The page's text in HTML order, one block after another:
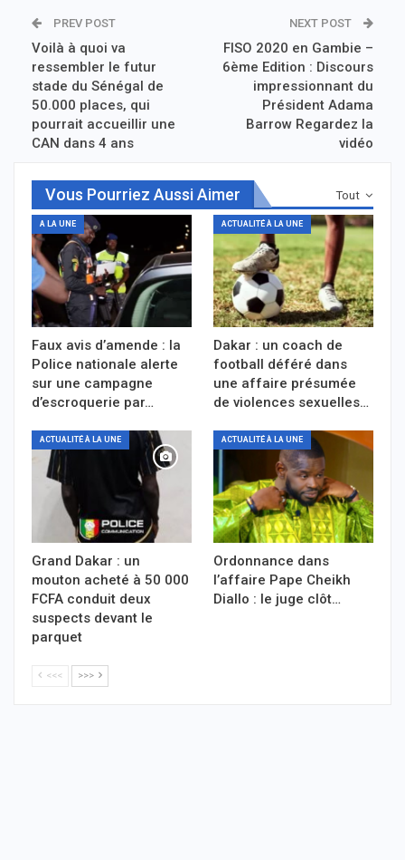
PREV POST
Voilà à quoi va
ressembler le futur
stade du Sénégal de
50.000 places, qui
pourrait accueillir une
CAN dans 4 ans
NEXT POST
FISO 2020 en Gambie –
6ème Edition : Discours
impressionnant du
Président Adama
Barrow Regardez la
vidéo
Tout
Vous Pourriez Aussi Aimer
A LA UNE
Faux avis d’amende : la
Police nationale alerte
sur une campagne
d’escroquerie par…
ACTUALITÉ À LA UNE
Dakar : un coach de
football déféré dans
une affaire présumée
de violences sexuelles…
ACTUALITÉ À LA UNE
Grand Dakar : un
mouton acheté à 50 000
FCFA conduit deux
suspects devant le
parquet
ACTUALITÉ À LA UNE
Ordonnance dans
l’affaire Pape Cheikh
Diallo : le juge clôt…
<<< >>>